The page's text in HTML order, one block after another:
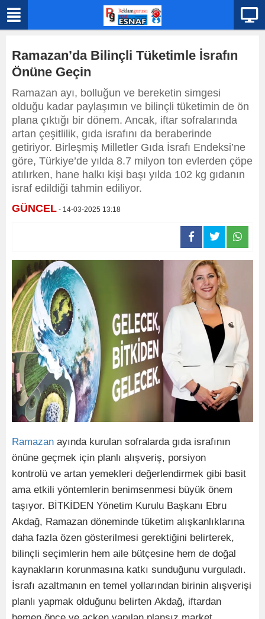
Ramazan’da Bilinçli Tüketimle İsrafın
Önüne Geçin
Ramazan ayı, bolluğun ve bereketin simgesi
olduğu kadar paylaşımın ve bilinçli tüketimin de ön
plana çıktığı bir dönem. Ancak, iftar sofralarında
artan çeşitlilik, gıda israfını da beraberinde
getiriyor. Birleşmiş Milletler Gıda İsrafı Endeksi’ne
göre, Türkiye’de yılda 8.7 milyon ton evlerden çöpe
atılırken, hane halkı kişi başı yılda 102 kg gıdanın
israf edildiği tahmin ediliyor.
GÜNCEL - 14-03-2025 13:18
Ramazan ayında kurulan sofralarda gıda israfının
önüne geçmek için planlı alışveriş, porsiyon
kontrolü ve artan yemekleri değerlendirmek gibi basit
ama etkili yöntemlerin benimsenmesi büyük önem
taşıyor. BİTKİDEN Yönetim Kurulu Başkanı Ebru
Akdağ, Ramazan döneminde tüketim alışkanlıklarına
daha fazla özen gösterilmesi gerektiğini belirterek,
bilinçli seçimlerin hem aile bütçesine hem de doğal
kaynakların korunmasına katkı sunduğunu vurguladı.
İsrafı azaltmanın en temel yollarından birinin alışverişi
planlı yapmak olduğunu belirten Akdağ, iftardan